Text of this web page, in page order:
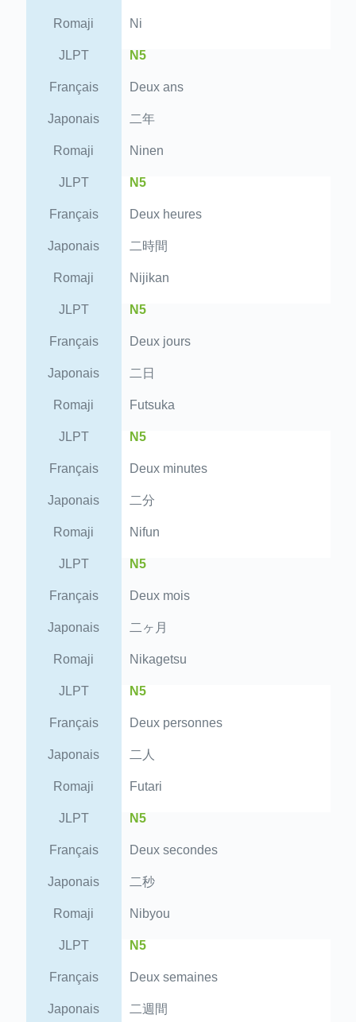
Romaji Ni
JLPT N5
Français Deux ans
Japonais 二年
Romaji Ninen
JLPT N5
Français Deux heures
Japonais 二時間
Romaji Nijikan
JLPT N5
Français Deux jours
Japonais 二日
Romaji Futsuka
JLPT N5
Français Deux minutes
Japonais 二分
Romaji Nifun
JLPT N5
Français Deux mois
Japonais 二ヶ月
Romaji Nikagetsu
JLPT N5
Français Deux personnes
Japonais 二人
Romaji Futari
JLPT N5
Français Deux secondes
Japonais 二秒
Romaji Nibyou
JLPT N5
Français Deux semaines
Japonais 二週間